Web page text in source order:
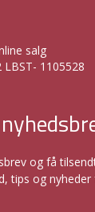
salg
LBST- 1105528
og få
tips og nyheder